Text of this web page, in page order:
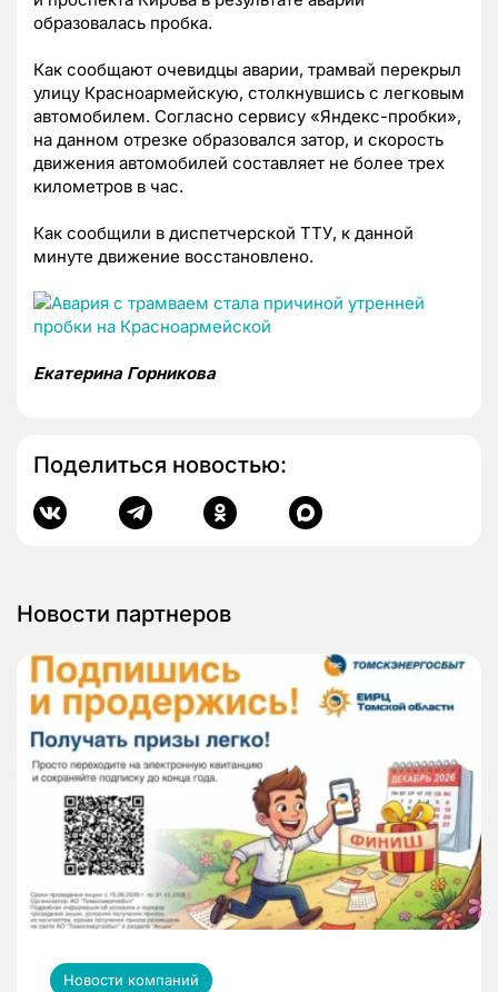
образовалась пробка.
Как сообщают очевидцы аварии, трамвай перекрыл
улицу Красноармейскую, столкнувшись с легковым
автомобилем. Согласно сервису «Яндекс-пробки»,
на данном отрезке образовался затор, и скорость
движения автомобилей составляет не более трех
километров в час.
Как сообщили в диспетчерской ТТУ, к данной
минуте движение восстановлено.
Екатерина Горникова
Поделиться новостью:
Новости партнеров
Новости компаний